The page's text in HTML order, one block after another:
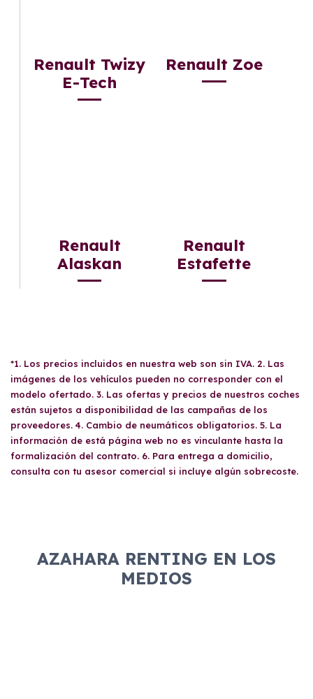
Renault Twizy
E-Tech
Renault Zoe
Renault
Alaskan
Renault
Estafette
*1. Los precios incluidos en nuestra web son sin IVA. 2. Las
imágenes de los vehículos pueden no corresponder con el
modelo ofertado. 3. Las ofertas y precios de nuestros coches
están sujetos a disponibilidad de las campañas de los
proveedores. 4. Cambio de neumáticos obligatorios. 5. La
información de está página web no es vinculante hasta la
formalización del contrato. 6. Para entrega a domicilio,
consulta con tu asesor comercial si incluye algún sobrecoste.
AZAHARA RENTING EN LOS
MEDIOS